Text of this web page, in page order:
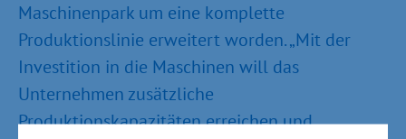
Maschinenpark um eine komplette
Produktionslinie erweitert worden. „Mit der
Investition in die Maschinen will das
Unternehmen zusätzliche
Produktionskapazitäten erreichen und